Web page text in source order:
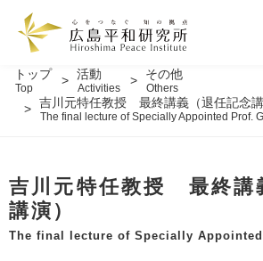
トップ
Top
活動
Activities
その他
Others
吉川元特任教授 最終講義（退任記念講
The final lecture of Specially Appointed Prof.
吉川元特任教授 最終講
講演）
The final lecture of Specially